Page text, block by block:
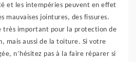
et les intempéries peuvent en effet
mauvaises jointures, des fissures.
très important pour la protection de
mais aussi de la toiture. Si votre
n’hésitez pas à la faire réparer si